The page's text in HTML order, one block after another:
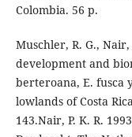
Colombia. 56 p.
Muschler, R. G.,
development and
berteroana, E. fusca
lowlands of Costa
143.Nair, P. K. R.